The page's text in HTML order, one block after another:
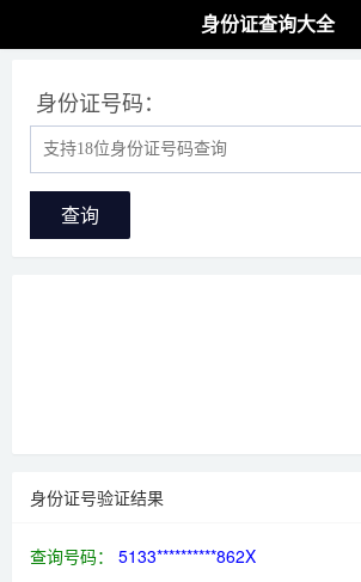
身份证查询大全
身份证号码：
查询
身份证号验证结果
查询号码：
5133**********862X